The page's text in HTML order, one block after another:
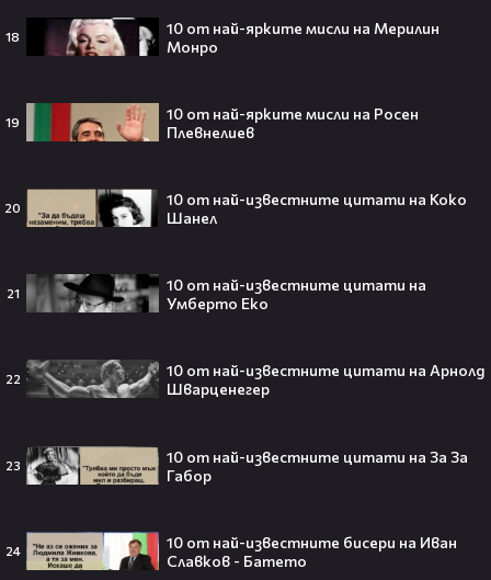
18
10 от най-ярките мисли на Мерилин
Монро
19
10 от най-ярките мисли на Росен
Плевнелиев
20
10 от най-известните цитати на Коко
Шанел
21
10 от най-известните цитати на
Умберто Еко
22
10 от най-известните цитати на Арнолд
Шварценегер
23
10 от най-известните цитати на За За
Габор
24
10 от най-известните бисери на Иван
Славков - Батето
отново е влюбена? Новият мъж
до супермодела разпали лавина от
факт!💥
💍🍾
Ариана Гранде изчезва?!